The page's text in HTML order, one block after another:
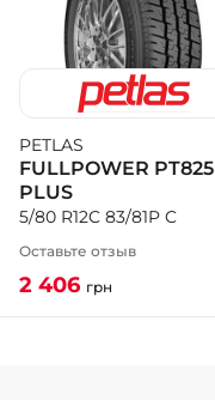
PETLAS
FULLPOWER PT825
PLUS
5/80 R12C 83/81P C
Оставьте отзыв
2 406 грн